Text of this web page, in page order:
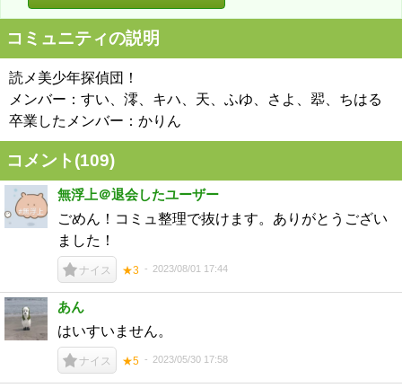
コミュニティの説明
読メ美少年探偵団！
メンバー：すい、澪、キハ、天、ふゆ、さよ、翆、ちはる
卒業したメンバー：かりん
コメント(109)
無浮上＠退会したユーザー
ごめん！コミュ整理で抜けます。ありがとうござい
ました！
ナイス ★3 2023/08/01 17:44
あん
はいすいません。
ナイス ★5 2023/05/30 17:58